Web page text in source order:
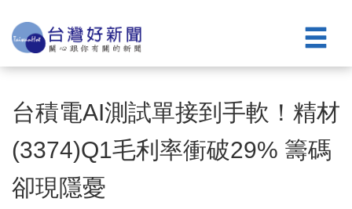
台積電AI測試單接到手軟！精材
(3374)Q1毛利率衝破29% 籌碼
卻現隱憂